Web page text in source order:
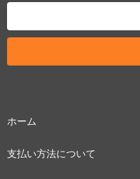
ホーム
支払い方法について